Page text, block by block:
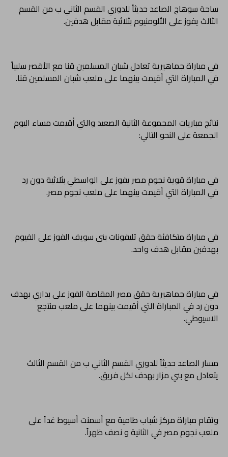
ساحة سوهاج الصاعد حديثاً للدوري القسم الثاني ب من القسم
الثالث يفوز على الألومنيوم بثلاثية مقابل هدفين.
في مباراة جماهيرية تعادل شبان المسلمين قنا مع الأقصر سلبياً
في المباراة التي أقيمت بينهما على ملعب شبان المسلمين قنا.
نتائج مباريات المجموعة الثانية الصعيد والتي أقيمت مساء اليوم
الجمعة على النحو التالي:
في مباراة قوية نجوم مصر يفوز على الواسطي بثلاثية دون رد
في المباراة التي أقيمت بينهما على ملعب نجوم مصر.
في مباراة متكافئة حقق تليفونات بني سويف الفوز على الفيوم
بهدفين مقابل هدف واحد.
في مباراة جماهيرية حقق مصر المقاصة الفوز على بداري بهدف
دون رد في المباراة التي أقيمت بينهما على ملعب منتجع
الاسيوطي.
مسار الصاعد حديثاً للدوري القسم الثاني ب من القسم الثالث
يتعادل مع بني مزار بهدف لكل فريق.
وتقام مباراة مركز شباب طامية مع أسمنت أسيوط غداً على
ملعب نجوم مصر في الثانية و نصف ظهراً.